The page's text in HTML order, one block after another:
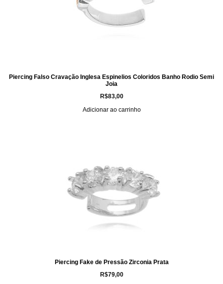
Piercing Falso Cravação Inglesa Espinelios Coloridos Banho Rodio Semi
Joia
R$83,00
Adicionar ao carrinho
Piercing Fake de Pressão Zirconia Prata
R$79,00